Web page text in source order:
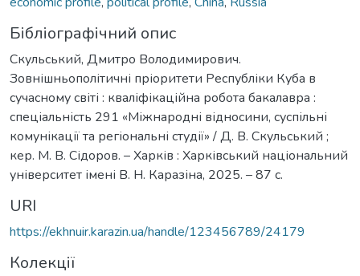
Бібліографічний опис
Скульський, Дмитро Володимирович.
Зовнішньополітичні пріоритети Республіки Куба в
сучасному світі : кваліфікаційна робота бакалавра :
спеціальність 291 «Міжнародні відносини, суспільні
комунікації та регіональні студії» / Д. В. Скульський ;
кер. М. В. Сідоров. – Харків : Харківський національний
університет імені В. Н. Каразіна, 2025. – 87 с.
URI
https://ekhnuir.karazin.ua/handle/123456789/24179
Колекції